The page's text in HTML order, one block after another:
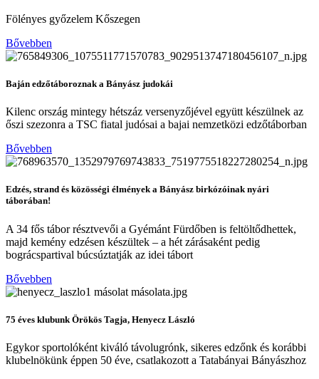
Fölényes győzelem Kőszegen
Bővebben
Baján edzőtáboroznak a Bányász judokái
Kilenc ország mintegy hétszáz versenyzőjével együtt készülnek az
őszi szezonra a TSC fiatal judósai a bajai nemzetközi edzőtáborban
Bővebben
Edzés, strand és közösségi élmények a Bányász birkózóinak nyári
táborában!
A 34 fős tábor résztvevői a Gyémánt Fürdőben is feltöltődhettek,
majd kemény edzésen készültek – a hét zárásaként pedig
bográcspartival búcsúztatják az idei tábort
Bővebben
75 éves klubunk Örökös Tagja, Henyecz László
Egykor sportolóként kiváló távolugrónk, sikeres edzőnk és korábbi
klubelnökünk éppen 50 éve, csatlakozott a Tatabányai Bányászhoz